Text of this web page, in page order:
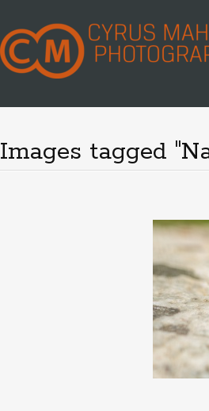
Images tagged